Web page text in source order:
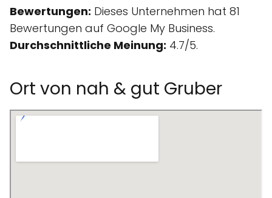
Bewertungen: Dieses Unternehmen hat 81
Bewertungen auf Google My Business.
Durchschnittliche Meinung: 4.7/5.
Ort von nah & gut Gruber